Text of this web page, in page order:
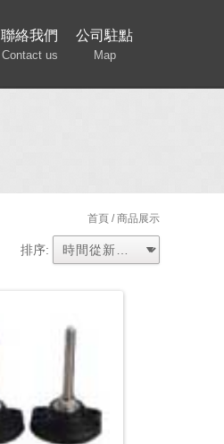
聯絡我們
Contact us
公司駐點
Map
首頁 / 商品展示
排序: